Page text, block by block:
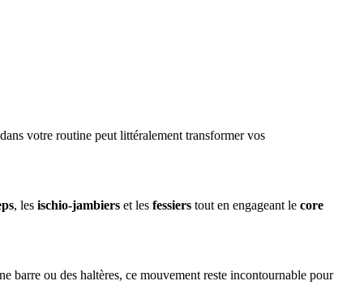
votre routine peut littéralement transformer vos
, les ischio-jambiers et les fessiers tout en engageant le core
barre ou des haltères, ce mouvement reste incontournable pour